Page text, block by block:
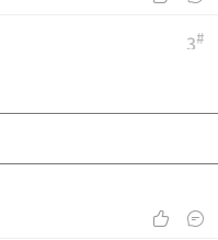
3#
 